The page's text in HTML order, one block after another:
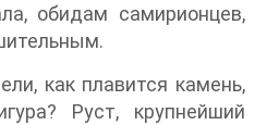
обидам самирионцев,
как плавится камень,
Руст, крупнейший